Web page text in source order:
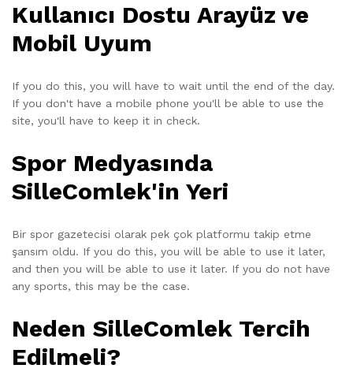
Kullanıcı Dostu Arayüz ve
Mobil Uyum
If you do this, you will have to wait until the end of the day.
If you don't have a mobile phone you'll be able to use the
site, you'll have to keep it in check.
Spor Medyasında
SilleComlek'in Yeri
Bir spor gazetecisi olarak pek çok platformu takip etme
şansım oldu. If you do this, you will be able to use it later,
and then you will be able to use it later. If you do not have
any sports, this may be the case.
Neden SilleComlek Tercih
Edilmeli?